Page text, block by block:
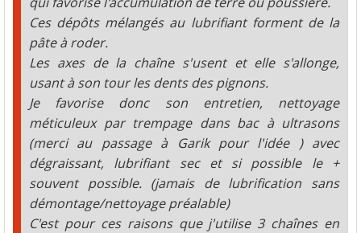
Ces dépôts mélangés au lubrifiant forment de la
pâte à roder.
Les axes de la chaîne s'usent et elle s'allonge,
usant à son tour les dents des pignons.
Je favorise donc son entretien, nettoyage
méticuleux par trempage dans bac à ultrasons
(merci au passage à Garik pour l'idée ) avec
dégraissant, lubrifiant sec et si possible le +
souvent possible. (jamais de lubrification sans
démontage/nettoyage préalable)
C'est pour ces raisons que j'utilise 3 chaînes en